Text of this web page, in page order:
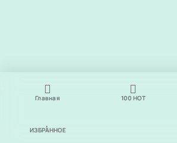
Главная 100 НОТ
ИЗБРАННОЕ